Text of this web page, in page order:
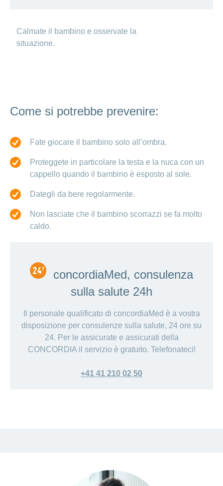
Calmate il bambino e osservate la
situazione.
Come si potrebbe prevenire:
Fate giocare il bambino solo all’ombra.
Proteggete in particolare la testa e la nuca con un
cappello quando il bambino è esposto al sole.
Dategli da bere regolarmente.
Non lasciate che il bambino scorrazzi se fa molto
caldo.
concordiaMed, consulenza
sulla salute 24h
Il personale qualificato di concordiaMed è a vostra
disposizione per consulenze sulla salute, 24 ore su
24. Per le assicurate e assicurati della
CONCORDIA il servizio è gratuito. Telefonateci!
+41 41 210 02 50